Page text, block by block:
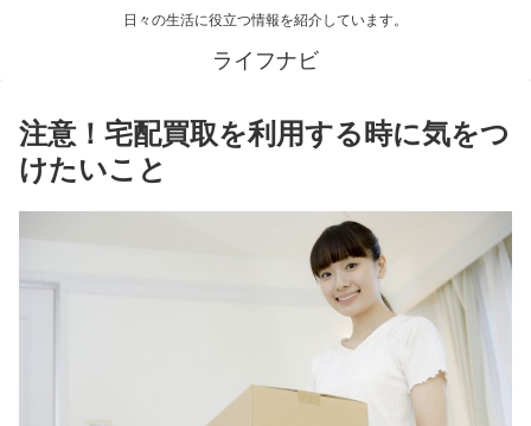
日々の生活に役立つ情報を紹介しています。
ライフナビ
注意！宅配買取を利用する時に気をつ
けたいこと